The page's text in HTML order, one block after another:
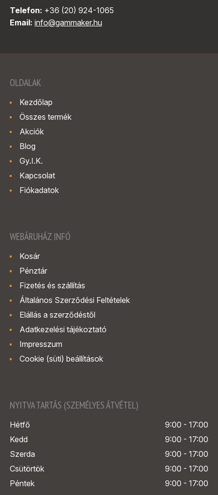
Telefon: +36 (20) 924-1065
Email: info@gammaker.hu
OLDALAK
Kezdőlap
Összes termék
Akciók
Blog
Gy.I.K.
Kapcsolat
Fiókadatok
WEBÁRUHÁZ INFÓ
Kosár
Pénztár
Fizetés és szállítás
Általános Szerződési Feltételek
Elállás a szerződéstől
Adatkezelési tájékoztató
Impresszum
Cookie (süti) beállítások
NYITVA TARTÁS (SZEMÉLYES ÁTVÉTEL)
Hétfő
9:00 - 17:00
Kedd
9:00 - 17:00
Szerda
9:00 - 17:00
Csütörtök
9:00 - 17:00
Péntek
9:00 - 17:00